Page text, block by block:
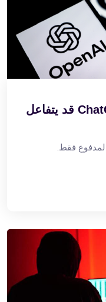
ميزة جديدة تثير الجدل.. ChatGPT قد يتفاعل